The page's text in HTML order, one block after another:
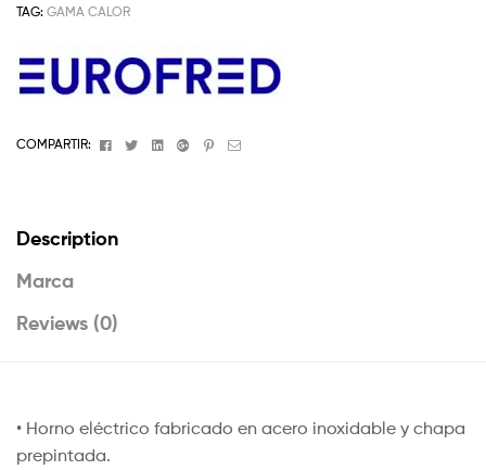
TAG: GAMA CALOR
COMPARTIR: FacebookTwitterLinkedinGoogle+Pinterest
Email
Description
Marca
Reviews (0)
• Horno eléctrico fabricado en acero inoxidable y chapa
prepintada.